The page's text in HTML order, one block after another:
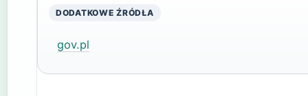
DODATKOWE ŹRÓDŁA
gov.pl